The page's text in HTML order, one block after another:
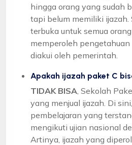
hingga orang yang sudah
tapi belum memiliki ijazah.
terbuka untuk semua
memperoleh
diakui oleh pemerintah.
Apakah ijazah paket C
TIDAK BISA , Sekolah
yang menjual ijazah. Di
pembelajaran yang
mengikuti ujian nasional
Artinya, ijazah yang